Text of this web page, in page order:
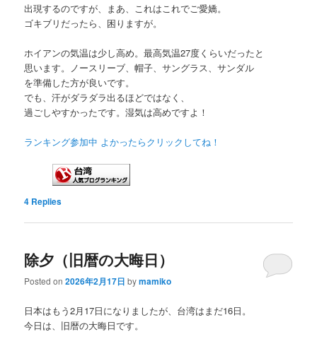
出現するのですが、まあ、これはこれでご愛嬌。
ゴキブリだったら、困りますが。
ホイアンの気温は少し高め。最高気温27度くらいだったと
思います。ノースリーブ、帽子、サングラス、サンダル
を準備した方が良いです。
でも、汗がダラダラ出るほどではなく、
過ごしやすかったです。湿気は高めですよ！
ランキング参加中 よかったらクリックしてね！
4 Replies
除夕（旧暦の大晦日）
Posted on2026年2月17日 bymamiko
日本はもう2月17日になりましたが、台湾はまだ16日。
今日は、旧暦の大晦日です。